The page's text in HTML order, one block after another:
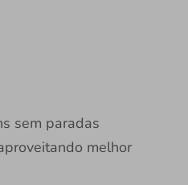
sem paradas
melhor